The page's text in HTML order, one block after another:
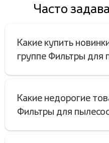
Часто
Какие купить
группе Фильтры для
Какие недорогие
Фильтры для